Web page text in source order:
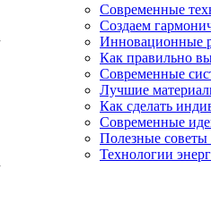
Современные
Создаем
Инновационные
Как правильно
Современные
Лучшие
Как сделать
Современные
Полезные
Технологии